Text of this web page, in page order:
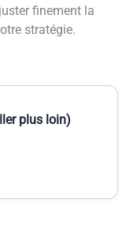
finement la
stratégie.
plus loin)